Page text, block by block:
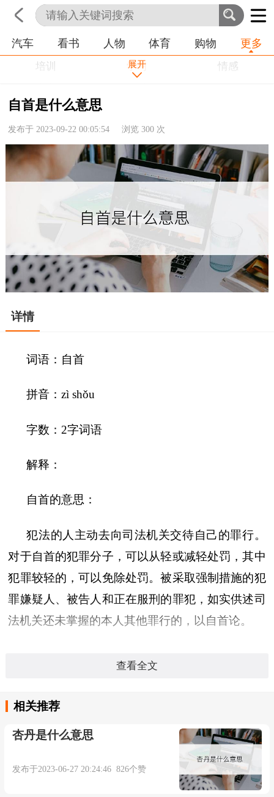
首页 科技 生活 职业
汽车 看书 人物 体育 购物 更多
培训 学习
情感
农业
健康
历史
展开
自首是什么意思
发布于 2023-09-22 00:05:54 浏览300 次
详情
词语：自首
拼音：zì shǒu
字数：2字词语
解释：
自首的意思：
犯法的人主动去向司法机关交待自己的罪行。
对于自首的犯罪分子，可以从轻或减轻处罚，其中
犯罪较轻的，可以免除处罚。被采取强制措施的犯
罪嫌疑人、被告人和正在服刑的罪犯，如实供述司
法机关还未掌握的本人其他罪行的，以自首论。
《后汉书·郅恽传》：“ 惲 即起，将客遮仇人，
取其头以示 子张 。 子张 见而气絶。 惲 因而诣
县，以状自首。” 南朝 梁武帝 《南郊大赦
诏》：“各令自首，不问往罪。”《新五代史·梁臣传
查看全文
相关推荐
杏丹是什么意思
发布于2023-06-27 20:24:46 826个赞